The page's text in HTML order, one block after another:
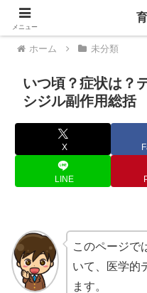
PR
ホーム 未分類
いつ頃？症状は？
シジル副作用総括
X
LINE
このページで
いて、医学的
ます。
メニュー